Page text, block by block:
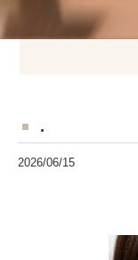
.
2026/06/15